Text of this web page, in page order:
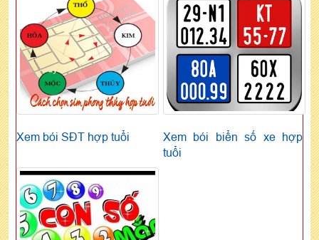
Xem bói SĐT hợp tuổi
Xem bói biển số xe hợp
tuổi